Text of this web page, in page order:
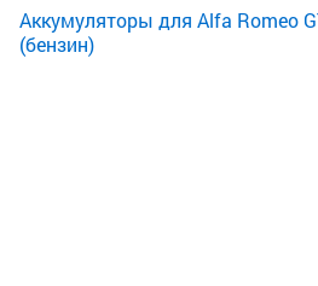
Аккумуляторы для Alfa Romeo
(бензин)